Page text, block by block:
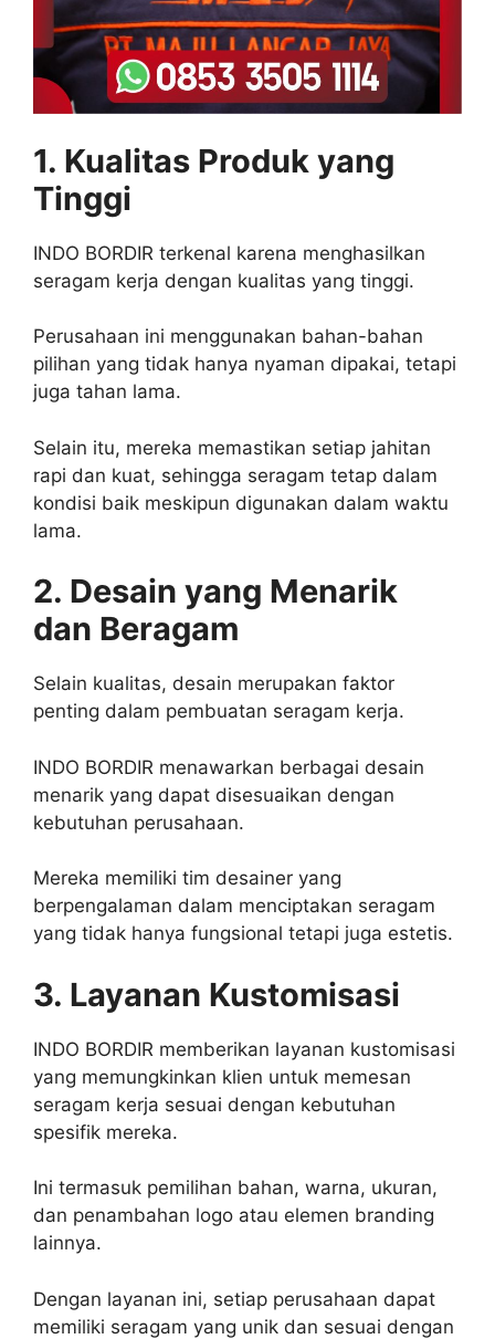
1. Kualitas Produk yang
Tinggi
INDO BORDIR terkenal karena menghasilkan
seragam kerja dengan kualitas yang tinggi.
Perusahaan ini menggunakan bahan-bahan
pilihan yang tidak hanya nyaman dipakai, tetapi
juga tahan lama.
Selain itu, mereka memastikan setiap jahitan
rapi dan kuat, sehingga seragam tetap dalam
kondisi baik meskipun digunakan dalam waktu
lama.
2. Desain yang Menarik
dan Beragam
Selain kualitas, desain merupakan faktor
penting dalam pembuatan seragam kerja.
INDO BORDIR menawarkan berbagai desain
menarik yang dapat disesuaikan dengan
kebutuhan perusahaan.
Mereka memiliki tim desainer yang
berpengalaman dalam menciptakan seragam
yang tidak hanya fungsional tetapi juga estetis.
3. Layanan Kustomisasi
INDO BORDIR memberikan layanan kustomisasi
yang memungkinkan klien untuk memesan
seragam kerja sesuai dengan kebutuhan
spesifik mereka.
Ini termasuk pemilihan bahan, warna, ukuran,
dan penambahan logo atau elemen branding
lainnya.
Dengan layanan ini, setiap perusahaan dapat
memiliki seragam yang unik dan sesuai dengan